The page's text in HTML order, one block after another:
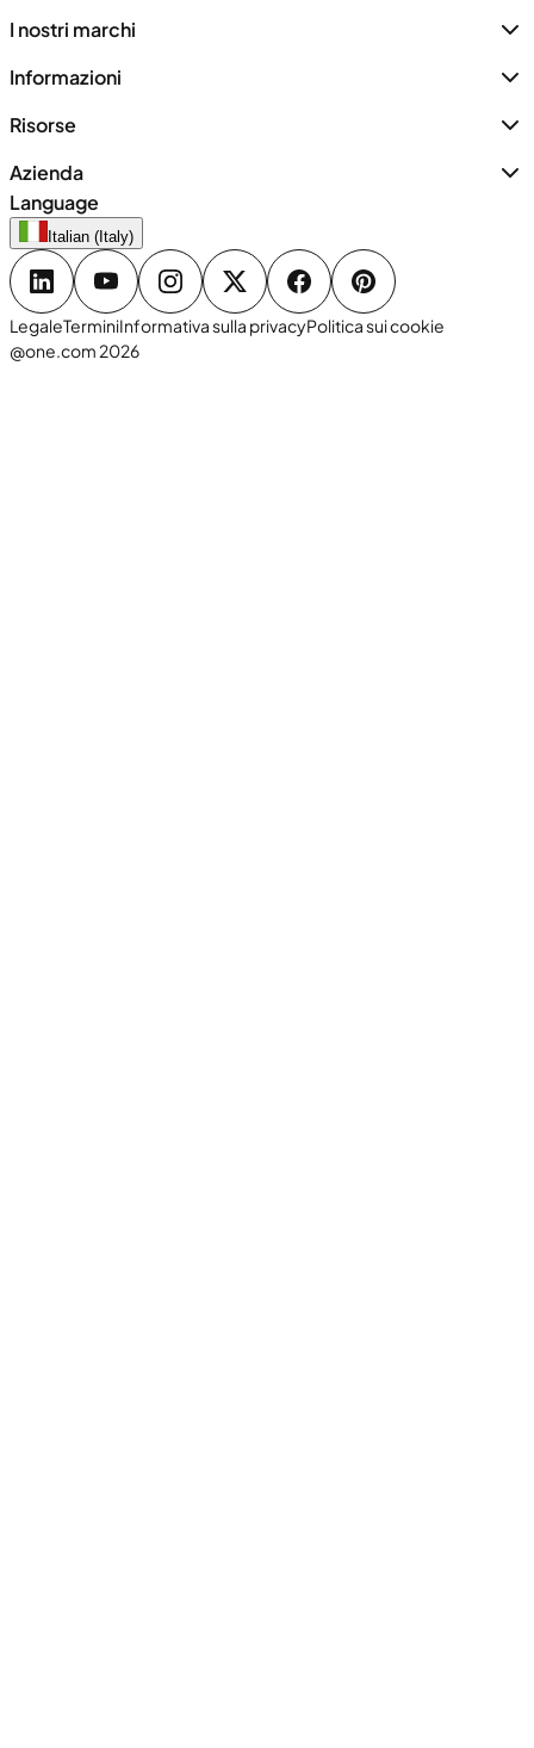
I nostri marchi
Informazioni
Risorse
Azienda
Language
Italian (Italy)
LegaleTerminiInformativa sulla privacyPolitica sui cookie
@one.com 2026